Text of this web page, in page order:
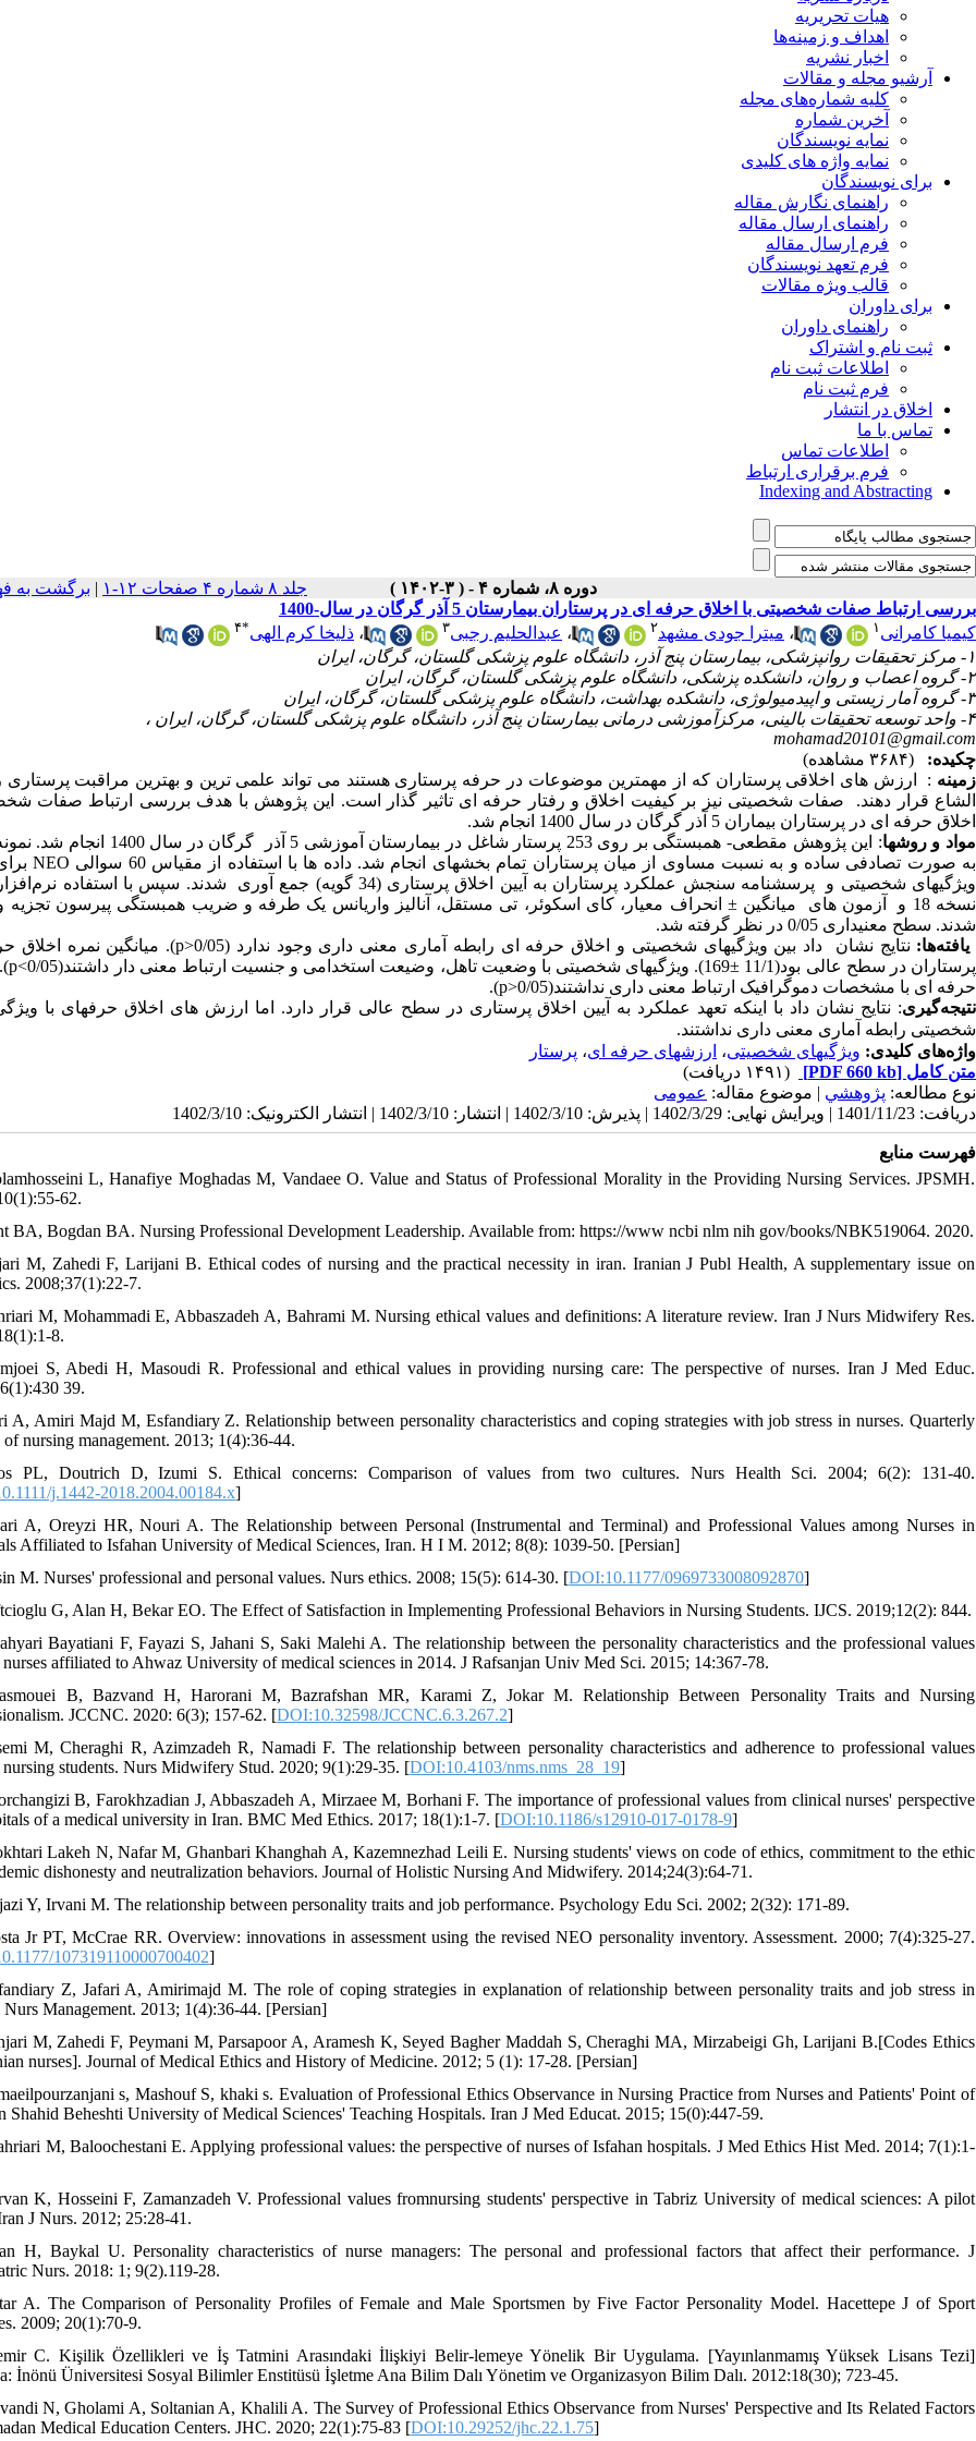
هیات تحریریه
اهداف و زمینه‌ها
اخبار نشریه
آرشیو مجله و مقالات
کلیه شماره‌های مجله
آخرین شماره
نمایه نویسندگان
نمایه واژه های کلیدی
برای نویسندگان
راهنمای نگارش مقاله
راهنمای ارسال مقاله
فرم ارسال مقاله
فرم تعهد نویسندگان
قالب ویژه مقالات
برای داوران
راهنمای داوران
ثبت نام و اشتراک
اطلاعات ثبت نام
فرم ثبت نام
اخلاق در انتشار
تماس با ما
اطلاعات تماس
فرم برقراری ارتباط
Indexing and Abstracting
دوره ۸، شماره ۴ - ( ۳-۱۴۰۲ ) جلد ۸ شماره ۴ صفحات ۱۲-۱ | برگشت به
بررسی ارتباط صفات شخصیتی با اخلاق حرفه ای در پرستاران بیمارستان 5 آذر گرگان در سال-1400
کیمیا کامرانی ۱ ، میترا جودی مشهد۲ ، عبدالحلیم رجبی۳ ، ذلیخا کرم الهی*۴
۱- مرکز تحقیقات روانپزشکی، بیمارستان پنج آذر، دانشگاه علوم پزشکی گلستان، گرگان، ایران
۲- گروه اعصاب و روان، دانشکده پزشکی، دانشگاه علوم پزشکی گلستان، گرگان، ایران
۳- گروه آمار زیستی و اپیدمیولوژی، دانشکده بهداشت، دانشگاه علوم پزشکی گلستان، گرگان، ایران
۴- واحد توسعه تحقیقات بالینی، مرکزآموزشی درمانی بیمارستان پنج آذر، دانشگاه علوم پزشکی گلستان، گرگان، ایران ،
mohamad20101@gmail.com
چکیده:
(۳۶۸۴ مشاهده)
زمینه :
ارزش های اخلاقی پرستاران که از مهمترین موضوعات در حرفه پرستاری هستند می تواند علمی ترین و بهترین مراقبت پرستاری
الشاع قرار دهند. صفات شخصیتی نیز بر کیفیت اخلاق و رفتار حرفه ای تاثیر گذار است. این پژوهش با هدف بررسی ارتباط صفات
اخلاق حرفه ای در پرستاران بیماران 5 آذر گرگان در سال 1400 انجام شد.
مواد و روش­ها: این پژوهش مقطعی- همبستگی بر روی 253 پرستار شاغل در بیمارستان آموزشی 5 آذر گرگان در سال 1400 انجام شد.
به صورت تصادفی ساده و به نسبت مساوی از میان پرستاران تمام بخش­های انجام شد. داده ها با استفاده از مقیاس 60 سوالی NEO
ویژگی­های شخصیتی و پرسشنامه سنجش عملکرد پرستاران به آیین اخلاق پرستاری (34 گویه) جمع آوری شدند. سپس با استفاده نرم‌افزار
نسخه 18 و آزمون های میانگین
± انحراف معیار، کای اسکوئر، تی مستقل، آنالیز واریانس یک طرفه و ضریب همبستگی پیرسون تجزیه
شدند. سطح معنی­داری 0/05 در نظر گرفته شد.
یافته‌ها: نتایج نشان داد بین ویژگیهای شخصیتی و اخلاق حرفه ای رابطه آماری معنی داری وجود ندارد (p>0/05). میانگین نمره اخلاق
پرستاران در سطح عالی بود(11/1
±169). ویژگیهای شخصیتی با وضعیت تاهل، وضیعت استخدامی و جنسیت ارتباط معنی دار داشتند(p<0/05
حرفه ای با مشخصات دموگرافیک ارتباط معنی داری نداشتند(p>0/05
).
نتیجه‌گیری: نتایج نشان داد با اینکه تعهد عملکرد به آیین اخلاق پرستاری در سطح عالی قرار دارد. اما ارزش های اخلاق حرفهای با
شخصیتی رابطه آماری معنی داری نداشتند.
واژه‌های کلیدی: ویژگیهای شخصیتی، ارزشهای حرفه ای، پرستار
متن کامل [PDF 660 kb]
(۱۴۹۱ دریافت)
نوع مطالعه: پژوهشي | موضوع مقاله: عمومى
دریافت: 1401/11/23 | ویرایش نهایی: 1402/3/29 | پذیرش: 1402/3/10 | انتشار: 1402/3/10 | انتشار الکترونیک: 1402/3/10
فهرست منابع
L, Hanafiye Moghadas M, Vandaee O. Value and Status of Professional Morality in the Providing Nursing Services. JPSMH.
62.
BA, Bogdan BA. Nursing Professional Development Leadership. Available from: https://www ncbi nlm nih gov/books/NBK519064. 2020.
M, Zahedi F, Larijani B. Ethical codes of nursing and the practical necessity in iran. Iranian J Publ Health, A supplementary issue on
2008;37(1):22-7.
M, Mohammadi E, Abbaszadeh A, Bahrami M. Nursing ethical values and definitions: A literature review. Iran J Nurs Midwifery Res.
S, Abedi H, Masoudi R. Professional and ethical values in providing nursing care: The perspective of nurses. Iran J Med Educ.
39.
A, Amiri Majd M, Esfandiary Z. Relationship between personality characteristics and coping strategies with job stress in nurses. Quarterly
nursing management. 2013; 1(4):36-44.
PL, Doutrich D, Izumi S. Ethical concerns: Comparison of values from two cultures. Nurs Health Sci. 2004; 6(2): 131-40.
j.1442-2018.2004.00184.x]
A, Oreyzi HR, Nouri A. The Relationship between Personal (Instrumental and Terminal) and Professional Values among Nurses in
Affiliated to Isfahan University of Medical Sciences, Iran. H I M. 2012; 8(8): 1039-50. [Persian]
M. Nurses' professional and personal values. Nurs ethics. 2008; 15(5): 614-30. [DOI:10.1177/0969733008092870]
G, Alan H, Bekar EO. The Effect of Satisfaction in Implementing Professional Behaviors in Nursing Students. IJCS. 2019;12(2): 844.
Bayatiani F, Fayazi S, Jahani S, Saki Malehi A. The relationship between the personality characteristics and the professional values
nurses affiliated to Ahwaz University of medical sciences in 2014. J Rafsanjan Univ Med Sci. 2015; 14:367‑78.
B, Bazvand H, Harorani M, Bazrafshan MR, Karami Z, Jokar M. Relationship Between Personality Traits and Nursing
JCCNC. 2020: 6(3); 157-62. [DOI:10.32598/JCCNC.6.3.267.2]
M, Cheraghi R, Azimzadeh R, Namadi F. The relationship between personality characteristics and adherence to professional values
nursing students. Nurs Midwifery Stud. 2020; 9(1):29-35. [DOI:10.4103/nms.nms_28_19]
B, Farokhzadian J, Abbaszadeh A, Mirzaee M, Borhani F. The importance of professional values from clinical nurses' perspective
of a medical university in Iran. BMC Med Ethics. 2017; 18(1):1-7. [DOI:10.1186/s12910-017-0178-9]
Lakeh N, Nafar M, Ghanbari Khanghah A, Kazemnezhad Leili E. Nursing students' views on code of ethics, commitment to the ethic
dishonesty and neutralization behaviors. Journal of Holistic Nursing And Midwifery. 2014;24(3):64-71.
Y, Irvani M. The relationship between personality traits and job performance. Psychology Edu Sci. 2002; 2(32): 171-89.
Jr PT, McCrae RR. Overview: innovations in assessment using the revised NEO personality inventory. Assessment. 2000; 7(4):325-27.
107319110000700402]
Z, Jafari A, Amirimajd M. The role of coping strategies in explanation of relationship between personality traits and job stress in
Nurs Management. 2013; 1(4):36-44. [Persian]
M, Zahedi F, Peymani M, Parsapoor A, Aramesh K, Seyed Bagher Maddah S, Cheraghi MA, Mirzabeigi Gh, Larijani B.[Codes Ethics
nurses]. Journal of Medical Ethics and History of Medicine. 2012; 5 (1): 17-28. [Persian]
s, Mashouf S, khaki s. Evaluation of Professional Ethics Observance in Nursing Practice from Nurses and Patients' Point of
Shahid Beheshti University of Medical Sciences' Teaching Hospitals. Iran J Med Educat. 2015; 15(0):447-59.
M, Baloochestani E. Applying professional values: the perspective of nurses of Isfahan hospitals. J Med Ethics Hist Med. 2014; 7(1):1-
K, Hosseini F, Zamanzadeh V. Professional values fromnursing students' perspective in Tabriz University of medical sciences: A pilot
J Nurs. 2012; 25:28‑41.
H, Baykal U. Personality characteristics of nurse managers: The personal and professional factors that affect their performance. J
Nurs. 2018: 1; 9(2).119-28.
A. The Comparison of Personality Profiles of Female and Male Sportsmen by Five Factor Personality Model. Hacettepe J of Sport
2009; 20(1):70-9.
C. Kişilik Özellikleri ve İş Tatmini Arasındaki İlişkiyi Belir-lemeye Yönelik Bir Uygulama. [Yayınlanmamış Yüksek Lisans Tezi]
İnönü Üniversitesi Sosyal Bilimler Enstitüsü İşletme Ana Bilim Dalı Yönetim ve Organizasyon Bilim Dalı. 2012:18(30); 723-45.
N, Gholami A, Soltanian A, Khalili A. The Survey of Professional Ethics Observance from Nurses' Perspective and Its Related Factors
Medical Education Centers. JHC. 2020; 22(1):75-83 [DOI:10.29252/jhc.22.1.75]